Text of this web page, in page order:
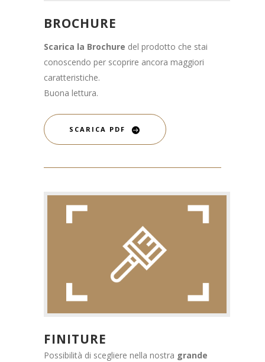
BROCHURE
Scarica la Brochure del prodotto che stai
conoscendo per scoprire ancora maggiori
caratteristiche.
Buona lettura.
SCARICA PDF
FINITURE
Possibilità di scegliere nella nostra grande